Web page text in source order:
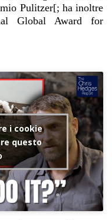
Pulitzer[; ha inoltre
Global Award for
i cookie
questo